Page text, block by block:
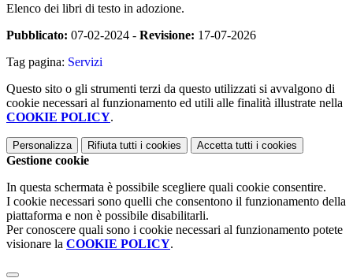
Elenco dei libri di testo in adozione.
Pubblicato: 07-02-2024 - Revisione: 17-07-2026
Tag pagina: Servizi
Questo sito o gli strumenti terzi da questo utilizzati si avvalgono di
cookie necessari al funzionamento ed utili alle finalità illustrate nella
COOKIE POLICY.
Personalizza Rifiuta tutti i cookies Accetta tutti i cookies
Gestione cookie
In questa schermata è possibile scegliere quali cookie consentire.
I cookie necessari sono quelli che consentono il funzionamento della
piattaforma e non è possibile disabilitarli.
Per conoscere quali sono i cookie necessari al funzionamento potete
visionare la COOKIE POLICY.